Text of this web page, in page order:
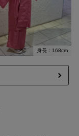
身長：168cm